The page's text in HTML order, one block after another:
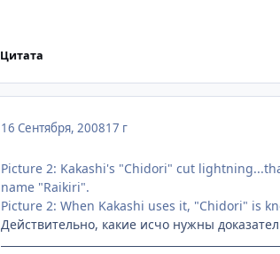
Цитата
16 Сентября, 200817 г
Picture 2: Kakashi's "Chidori" cut
name "Raikiri".
Picture 2: When Kakashi uses it, "Chidori" is
Действительно, какие исчо нужны